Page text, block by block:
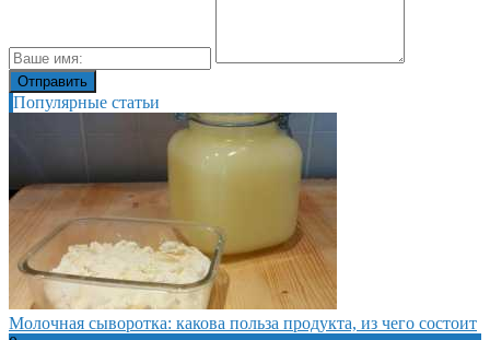
Популярные статьи
Молочная сыворотка: какова польза продукта, из чего состоит